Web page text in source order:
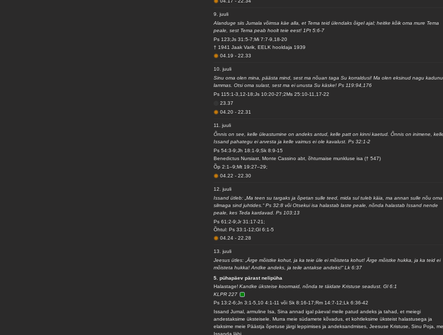
9. juuli
Alanduge siis Jumala võimsa käe alla, et Tema teid ülendaks õigel ajal; heitke kõik oma mure Tema
peale, sest Tema peab hoolt teie eest! 1Pt 5:6-7
Ps 123;Js 31:5-7;Mi 7:7-9,18-20
† 1941 Jaak Varik, EELK hooldaja 1939
04.19-22.33
10. juuli
Sinu oma olen mina, päästa mind, sest ma nõuan taga Su korraldusi! Ma olen eksinud nagu
lammas. Otsi oma sulast, sest ma ei unusta Su käske! Ps 119:94,176
Ps 115:1-3,12-18;Js 10:20-27;2Ms 25:10-11,17-22
23.37
04.20-22.31
11. juuli
Õnnis on see, kelle üleastumine on andeks antud, kelle patt on kinni kaetud. Õnnis on inimene,
Issand pahategu ei arvesta ja kelle vaimus ei ole kavalust. Ps 32:1-2
Ps 54:3-9;Jh 18:1-9;Sk 8:9-15
Benedictus Nursiast, Monte Cassino abt, õhtumaise munkluse isa († 547)
Õp 2:1–9;Mt 19:27–29;
04.22-22.30
12. juuli
Issand ütleb: „Ma teen su targaks ja õpetan sulle teed, mida sul tuleb käia, ma annan sulle nõu oma
silmaga sind juhtides.“ Ps 32:8 või Otsekui isa halastab laste peale, nõnda halastab Issand nende
peale, kes Teda kardavad. Ps 103:13
Ps 61:2-9;Jr 31:17-21;
Õhtul: Ps 33:1-12;Gl 6:1-5
04.24-22.28
13. juuli
Jeesus ütles: „Ärge mõistke kohut, ja ka teie üle ei mõisteta kohut! Ärge mõistke hukka, ja ka teid ei
mõisteta hukka! Andke andeks, ja teile antakse andeks!“ Lk 6:37
5. pühapäev pärast nelipüha
Halastage! Kandke üksteise koormaid, nõnda te täidate Kristuse seadust. Gl 6:1
KLPR 227
Ps 13:2-6;Jn 3:1-5,10 4:1-11 või Sk 8:16-17;Rm 14:7-12;Lk 6:36-42
Issand Jumal, armuline Isa, Sina annad igal päeval meile patud andeks ja tahad, et meiegi
andestaksime üksteisele. Murra meie südamete kõvadus, et kohtleksime üksteist halastusega ja
elaksime meie Päästja õpetuse järgi leppimises ja andeksandmises, Jeesuse Kristuse, Sinu Poja,
Issanda läbi.